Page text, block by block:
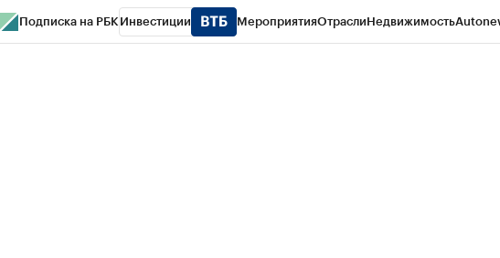
Подписка на РБК Инвестиции МероприятияОтраслиНедвижимость